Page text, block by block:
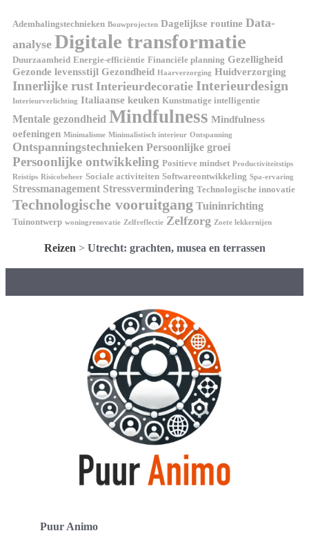
Ademhalingstechnieken Bouwprojecten Dagelijkse routine Data-
analyse Digitale transformatie
Duurzaamheid Energie-efficiëntie Financiële planning Gezelligheid
Gezonde levensstijl Gezondheid Haarverzorging Huidverzorging
Innerlijke rust Interieurdecoratie Interieurdesign
Interieurverlichting Italiaanse keuken Kunstmatige intelligentie
Mentale gezondheid Mindfulness Mindfulness
oefeningen Minimalisme Minimalistisch interieur Ontspanning
Ontspanningstechnieken Persoonlijke groei
Persoonlijke ontwikkeling Positieve mindset Productiviteitstips
Reistips Risicobeheer Sociale activiteiten Softwareontwikkeling Spa-ervaring
Stressmanagement Stressvermindering Technologische innovatie
Technologische vooruitgang Tuininrichting
Tuinontwerp woningrenovatie Zelfreflectie Zelfzorg Zoete lekkernijen
Reizen > Utrecht: grachten, musea en terrassen
Puur Animo